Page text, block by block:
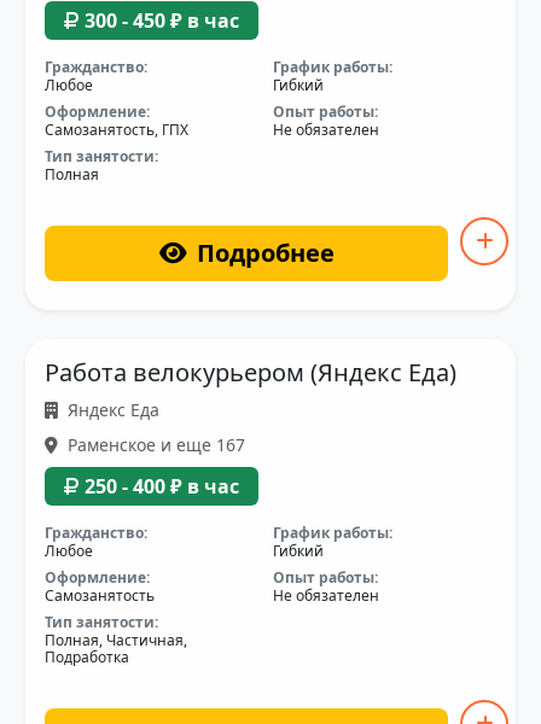
300 - 450 ₽ в час
Гражданство:
Любое
График работы:
Гибкий
Оформление:
Самозанятость, ГПХ
Опыт работы:
Не обязателен
Тип занятости:
Полная
Подробнее
Работа велокурьером (Яндекс Еда)
Яндекс Еда
Раменское и еще 167
250 - 400 ₽ в час
Гражданство:
Любое
График работы:
Гибкий
Оформление:
Самозанятость
Опыт работы:
Не обязателен
Тип занятости:
Полная, Частичная,
Подработка